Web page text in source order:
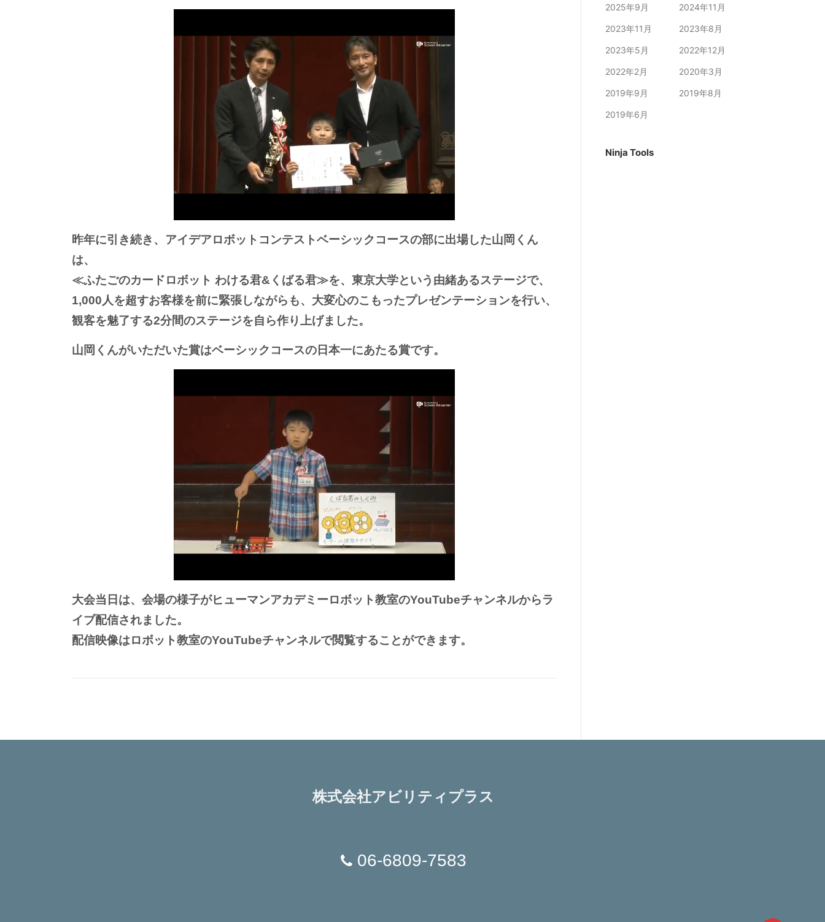
昨年に引き続き、アイデアロボットコンテストベーシックコースの部に出場した山岡くん
は、
≪ふたごのカードロボット わける君&くばる君≫を、東京大学という由緒あるステージで、
1,000人を超すお客様を前に緊張しながらも、大変心のこもったプレゼンテーションを行い、
観客を魅了する2分間のステージを自ら作り上げました。
山岡くんがいただいた賞はベーシックコースの日本一にあたる賞です。
大会当日は、会場の様子がヒューマンアカデミーロボット教室のYouTubeチャンネルからラ
イブ配信されました。
配信映像はロボット教室のYouTubeチャンネルで閲覧することができます。
2025年9月 2024年11月
2023年11月 2023年8月
2023年5月 2022年12月
2022年2月 2020年3月
2019年9月 2019年8月
2019年6月
Ninja Tools
株式会社アビリティプラス